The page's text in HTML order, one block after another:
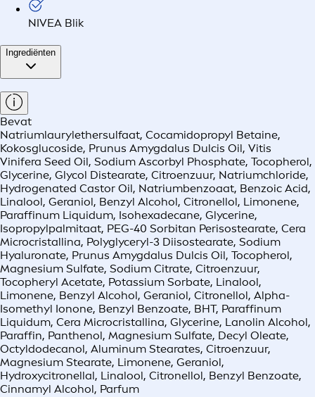
NIVEA Blik
Ingrediënten
Bevat
Natriumlaurylethersulfaat, Cocamidopropyl Betaine,
Kokosglucoside, Prunus Amygdalus Dulcis Oil, Vitis
Vinifera Seed Oil, Sodium Ascorbyl Phosphate, Tocopherol,
Glycerine, Glycol Distearate, Citroenzuur, Natriumchloride,
Hydrogenated Castor Oil, Natriumbenzoaat, Benzoic Acid,
Linalool, Geraniol, Benzyl Alcohol, Citronellol, Limonene,
Paraffinum Liquidum, Isohexadecane, Glycerine,
Isopropylpalmitaat, PEG-40 Sorbitan Perisostearate, Cera
Microcristallina, Polyglyceryl-3 Diisostearate, Sodium
Hyaluronate, Prunus Amygdalus Dulcis Oil, Tocopherol,
Magnesium Sulfate, Sodium Citrate, Citroenzuur,
Tocopheryl Acetate, Potassium Sorbate, Linalool,
Limonene, Benzyl Alcohol, Geraniol, Citronellol, Alpha-
Isomethyl Ionone, Benzyl Benzoate, BHT, Paraffinum
Liquidum, Cera Microcristallina, Glycerine, Lanolin Alcohol,
Paraffin, Panthenol, Magnesium Sulfate, Decyl Oleate,
Octyldodecanol, Aluminum Stearates, Citroenzuur,
Magnesium Stearate, Limonene, Geraniol,
Hydroxycitronellal, Linalool, Citronellol, Benzyl Benzoate,
Cinnamyl Alcohol, Parfum